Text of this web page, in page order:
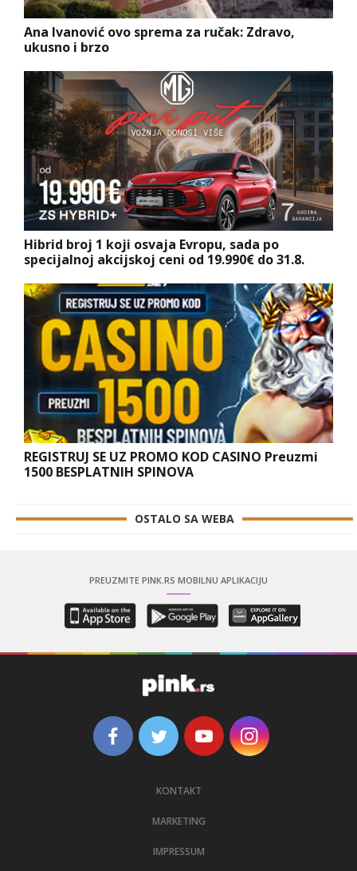
Ana Ivanović ovo sprema za ručak: Zdravo,
ukusno i brzo
Hibrid broj 1 koji osvaja Evropu, sada po
specijalnoj akcijskoj ceni od 19.990€ do 31.8.
REGISTRUJ SE UZ PROMO KOD CASINO Preuzmi
1500 BESPLATNIH SPINOVA
OSTALO SA WEBA
PREUZMITE PINK.RS MOBILNU APLIKACIJU
KONTAKT
MARKETING
IMPRESSUM